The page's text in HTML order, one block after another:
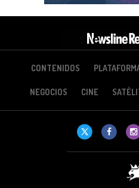
CONTENIDOS
NEGOCIOS CINE